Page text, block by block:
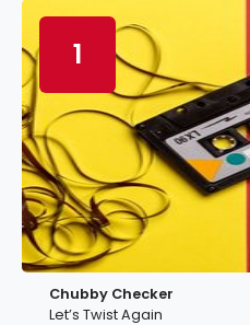
1
Chubby Checker
Let’s Twist Again